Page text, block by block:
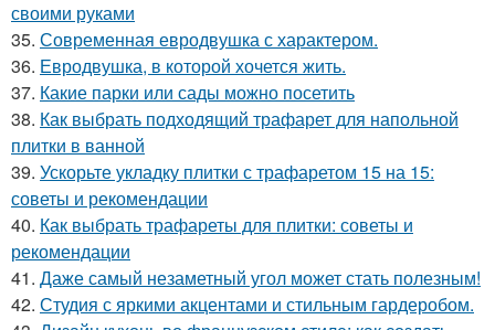
своими руками
35. Современная евродвушка с характером.
36. Евродвушка, в которой хочется жить.
37. Какие парки или сады можно посетить
38. Как выбрать подходящий трафарет для напольной
плитки в ванной
39. Ускорьте укладку плитки с трафаретом 15 на 15:
советы и рекомендации
40. Как выбрать трафареты для плитки: советы и
рекомендации
41. Даже самый незаметный угол может стать полезным!
42. Студия с яркими акцентами и стильным гардеробом.